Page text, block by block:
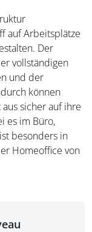
auf Arbeitsplätze
Der
vollständigen
und der
können
sicher auf ihre
es im Büro,
besonders in
Homeoffice von